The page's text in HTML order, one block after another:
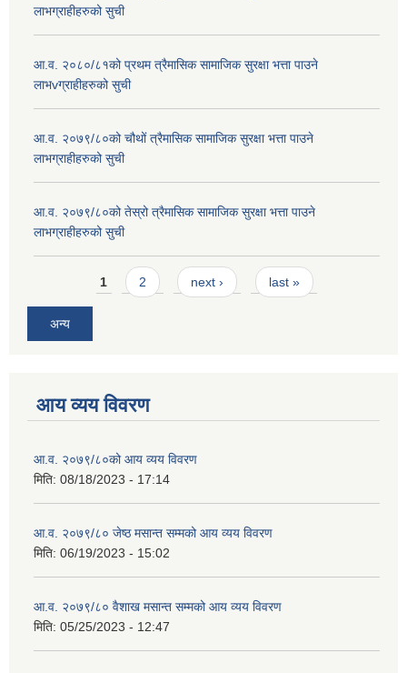
लाभग्राहीहरुको सुची
आ.व. २०८०/८१को प्रथम त्रैमासिक सामाजिक सुरक्षा भत्ता पाउने
लाभvग्राहीहरुको सुची
आ.व. २०७९/८०को चौथों त्रैमासिक सामाजिक सुरक्षा भत्ता पाउने
लाभग्राहीहरुको सुची
आ.व. २०७९/८०को तेस्रो त्रैमासिक सामाजिक सुरक्षा भत्ता पाउने
लाभग्राहीहरुको सुची
Pages1 2 next › last »
अन्य
आय व्यय विवरण
आ.व. २०७९/८०को आय व्यय विवरण
मिति: 08/18/2023 - 17:14
आ.व. २०७९/८० जेष्ठ मसान्त सम्मको आय व्यय विवरण
मिति: 06/19/2023 - 15:02
आ.व. २०७९/८० वैशाख मसान्त सम्मको आय व्यय विवरण
मिति: 05/25/2023 - 12:47